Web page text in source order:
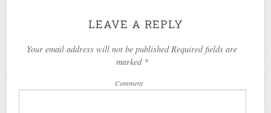
LEAVE A REPLY
Your email address will not be published Required fields are
marked *
Comment